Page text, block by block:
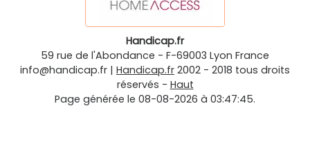
Handicap.fr
59 rue de l'Abondance - F-69003 Lyon France
info@handicap.fr | Handicap.fr 2002 - 2018 tous droits
réservés - Haut
Page générée le 08-08-2026 à 03:47:45.